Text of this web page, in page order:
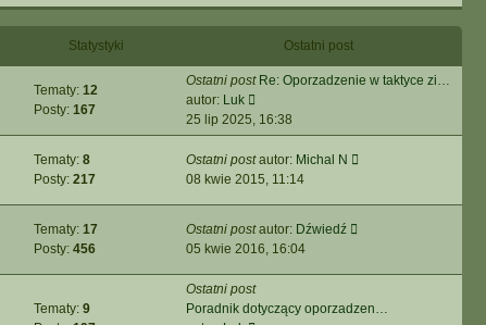
Statystyki Ostatni post
Tematy: 12
Posty: 167
Ostatni post Re: Oporzadzenie w taktyce zi…
autor: Luk
najnowszy
post
25 lip 2025, 16:38
Tematy: 8
Posty: 217
Ostatni postautor: Michal N
08 kwie 2015, 11:14
Tematy: 17
Posty: 456
Ostatni postautor: Dźwiedź
05 kwie 2016, 16:04
Tematy: 9
Ostatni post
Poradnik dotyczący oporzadzen…